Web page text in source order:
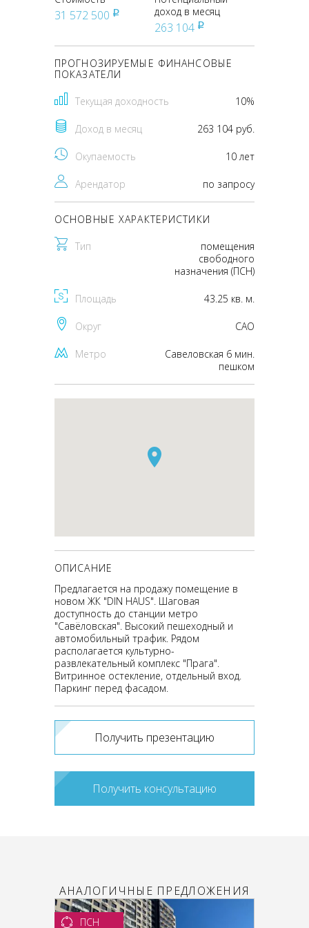
31 572 500 pуб
доход в месяц
263 104 pуб
ПРОГНОЗИРУЕМЫЕ ФИНАНСОВЫЕ
ПОКАЗАТЕЛИ
Текущая доходность 10%
Доход в месяц 263 104 руб.
Окупаемость 10 лет
Арендатор по запросу
ОСНОВНЫЕ ХАРАКТЕРИСТИКИ
Тип
помещения
свободного
назначения (ПСН)
Площадь 43.25 кв. м.
Округ CАО
Метро
Савеловская 6 мин.
пешком
ОПИСАНИЕ
Предлагается на продажу помещение в
новом ЖК "DIN HAUS". Шаговая
доступность до станции метро
"Савёловская". Высокий пешеходный и
автомобильный трафик. Рядом
располагается культурно-
развлекательный комплекс "Прага".
Витринное остекление, отдельный вход.
Паркинг перед фасадом.
Получить презентацию
Получить консультацию
АНАЛОГИЧНЫЕ ПРЕДЛОЖЕНИЯ
ПСН